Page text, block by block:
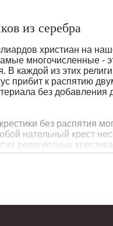
из серебра
христиан на
многочисленные -
В каждой из этих
прибит к распятию
без добавления
без распятия
нательный крест
религиозных
размещают